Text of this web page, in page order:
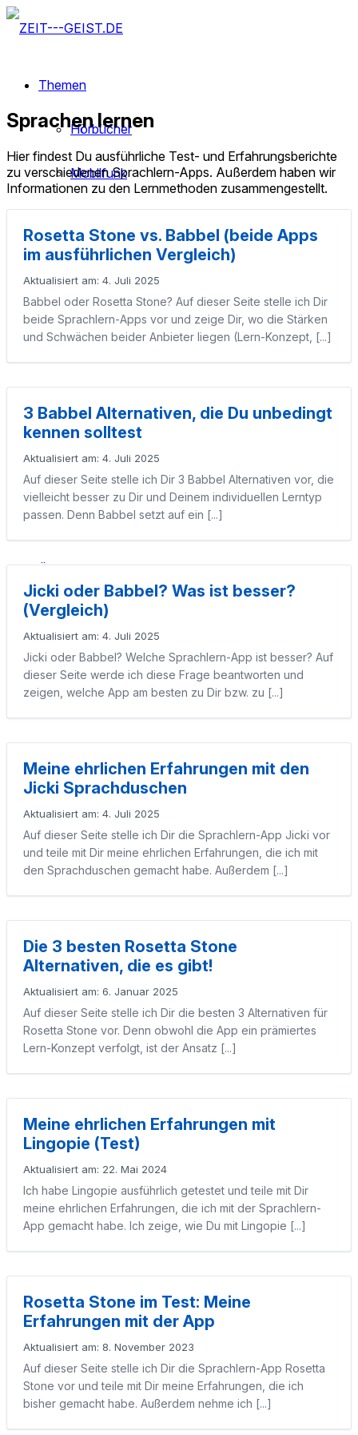
Themen
Hörbücher
Mobilfunk
Nachhaltigkeit
TV & Streaming
Website & Hosting
Essen & Trinken
Über
Menü Menü
Sprachen lernen
Hier findest Du ausführliche Test- und Erfahrungsberichte
zu verschiedenen Sprachlern-Apps. Außerdem haben wir
Informationen zu den Lernmethoden zusammengestellt.
Rosetta Stone vs. Babbel (beide Apps
im ausführlichen Vergleich)
Aktualisiert am: 4. Juli 2025
Babbel oder Rosetta Stone? Auf dieser Seite stelle ich Dir
beide Sprachlern-Apps vor und zeige Dir, wo die Stärken
und Schwächen beider Anbieter liegen (Lern-Konzept, [...]
3 Babbel Alternativen, die Du unbedingt
kennen solltest
Aktualisiert am: 4. Juli 2025
Auf dieser Seite stelle ich Dir 3 Babbel Alternativen vor, die
vielleicht besser zu Dir und Deinem individuellen Lerntyp
passen. Denn Babbel setzt auf ein [...]
Jicki oder Babbel? Was ist besser?
(Vergleich)
Aktualisiert am: 4. Juli 2025
Jicki oder Babbel? Welche Sprachlern-App ist besser? Auf
dieser Seite werde ich diese Frage beantworten und
zeigen, welche App am besten zu Dir bzw. zu [...]
Meine ehrlichen Erfahrungen mit den
Jicki Sprachduschen
Aktualisiert am: 4. Juli 2025
Auf dieser Seite stelle ich Dir die Sprachlern-App Jicki vor
und teile mit Dir meine ehrlichen Erfahrungen, die ich mit
den Sprachduschen gemacht habe. Außerdem [...]
Die 3 besten Rosetta Stone
Alternativen, die es gibt!
Aktualisiert am: 6. Januar 2025
Auf dieser Seite stelle ich Dir die besten 3 Alternativen für
Rosetta Stone vor. Denn obwohl die App ein prämiertes
Lern-Konzept verfolgt, ist der Ansatz [...]
Meine ehrlichen Erfahrungen mit
Lingopie (Test)
Aktualisiert am: 22. Mai 2024
Ich habe Lingopie ausführlich getestet und teile mit Dir
meine ehrlichen Erfahrungen, die ich mit der Sprachlern-
App gemacht habe. Ich zeige, wie Du mit Lingopie [...]
Rosetta Stone im Test: Meine
Erfahrungen mit der App
Aktualisiert am: 8. November 2023
Auf dieser Seite stelle ich Dir die Sprachlern-App Rosetta
Stone vor und teile mit Dir meine Erfahrungen, die ich
bisher gemacht habe. Außerdem nehme ich [...]